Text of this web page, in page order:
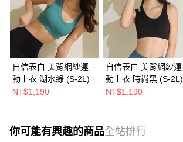
自信表白 美背網紗運
動上衣 湖水綠 (S-2L)
NT$1,190
自信表白 美背網紗運
動上衣 時尚黑 (S-2L)
NT$1,190
你可能有興趣的商品全站排行